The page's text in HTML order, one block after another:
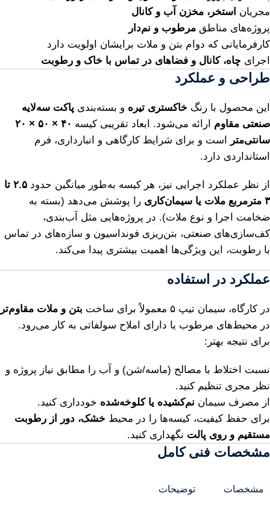
مجریان استخر، مخزن آب و کانال
پروژه‌های مناطق مرطوب و نم‌دار
کارفرمایانی که دوام بتن و ملات برایشان اولویت دارد
اجرای چاه، کانال و فضاهای در تماس با خاک و رطوبت
طراحی و عملکرد
این محصول با رنگ خاکستری تیره و بسته‌بندی پاکت سه‌لایه
صنعتی مقاوم ارائه می‌شود. ابعاد تقریبی کیسه
۴۰ × ۵۰ × ۲۰
سانتی‌متر
است و برای شرایط کارگاهی و انبارداری، فرم
استانداردی دارد.
از نظر عملکرد اجرایی نیز، هر کیسه به‌طور میانگین حدود
۲.۵ تا
۳ مترمربع ملات یا سیمان‌کاری
را پوشش می‌دهد (بسته به
ضخامت اجرا و نوع ملات). در پروژه‌هایی مثل آب‌بندی،
کف‌سازی‌های صنعتی، بتن‌ریزی فونداسیون و سازه‌های در تماس
با رطوبت، این ویژگی‌ها اهمیت بیشتری پیدا می‌کند.
عملکرد در استفاده
در کارگاه، سیمان تیپ ۵ معمولاً برای ساخت
بتن و ملات مقاوم‌تر
در محیط‌های مرطوب یا دارای املاح سولفاتی به کار می‌رود.
برای نتیجه بهتر:
نسبت اختلاط با مصالح (ماسه/شن) و آب را مطابق نیاز پروژه و
نظر مجری تنظیم کنید.
از مصرف سیمان نم‌کشیده یا کلوخه‌شده خودداری کنید.
برای حفظ کیفیت، کیسه‌ها را در محیط خشک، دور از رطوبت
مستقیم و روی پالت نگهداری کنید.
مشخصات فنی کامل
مشخصات توضیحات